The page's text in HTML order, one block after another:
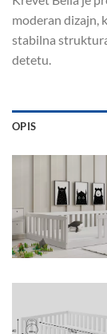
moderan dizajn,
stabilna
detetu.
OPIS